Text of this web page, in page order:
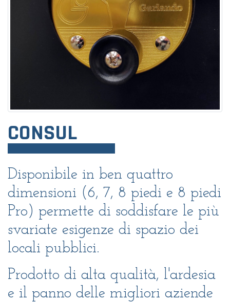
CONSUL
Disponibile in ben quattro
dimensioni (6, 7, 8 piedi e 8 piedi
Pro) permette di soddisfare le più
svariate esigenze di spazio dei
locali pubblici.
Prodotto di alta qualità, l'ardesia
e il panno delle migliori aziende